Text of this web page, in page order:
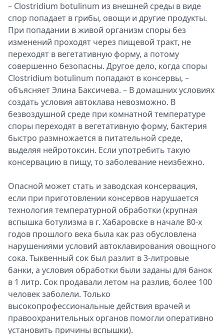
– Clostridium botulinum из внешней среды в виде
спор попадает в грибы, овощи и другие продукты.
При попадании в живой организм споры без
изменений проходят через пищевой тракт, не
переходят в вегетативную форму, а потому
совершенно безопасны. Другое дело, когда споры
Clostridium botulinum попадают в консервы, –
объясняет Элина Баксичева. – В домашних условиях
создать условия автоклава невозможно. В
безвоздушной среде при комнатной температуре
споры переходят в вегетативную форму, бактерия
быстро размножается в питательной среде,
выделяя нейротоксин. Если употребить такую
консервацию в пищу, то заболевание неизбежно.
Опасной может стать и заводская консервация,
если при приготовлении консервов нарушается
технология температурной обработки (крупная
вспышка ботулизма в г. Хабаровске в начале 80-х
годов прошлого века была как раз обусловлена
нарушениями условий автоклавирования овощного
сока. Тыквенный сок был разлит в 3-литровые
банки, а условия обработки были заданы для банок
в 1 литр. Сок продавали летом на разлив, более 100
человек заболели. Только
высокопрофессиональные действия врачей и
правоохранительных органов помогли оперативно
установить причины вспышки).